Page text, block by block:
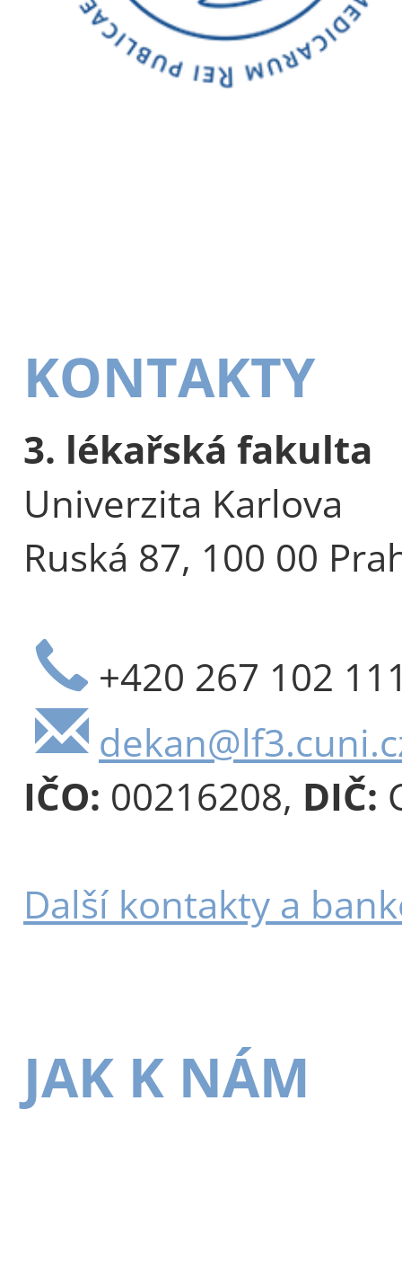
KONTAKTY
3. lékařská fakulta
Univerzita Karlova
Ruská 87, 100 00
+420 267 102
IČO: 00216208, DIČ:
Další kontakty a
JAK K NÁM